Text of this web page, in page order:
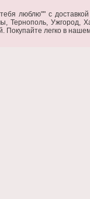
люблю"" c доставкой
Тернополь, Ужгород,
Покупайте легко в